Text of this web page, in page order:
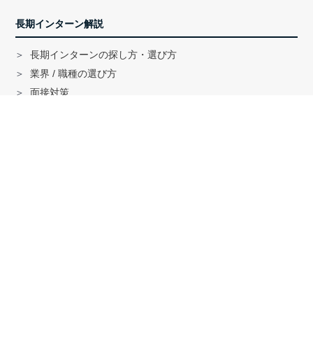
長期インターン解説
長期インターンの探し方・選び方
業界 / 職種の選び方
面接対策